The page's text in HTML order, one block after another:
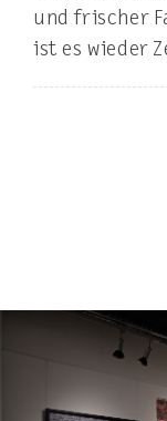
und frischer
ist es wieder